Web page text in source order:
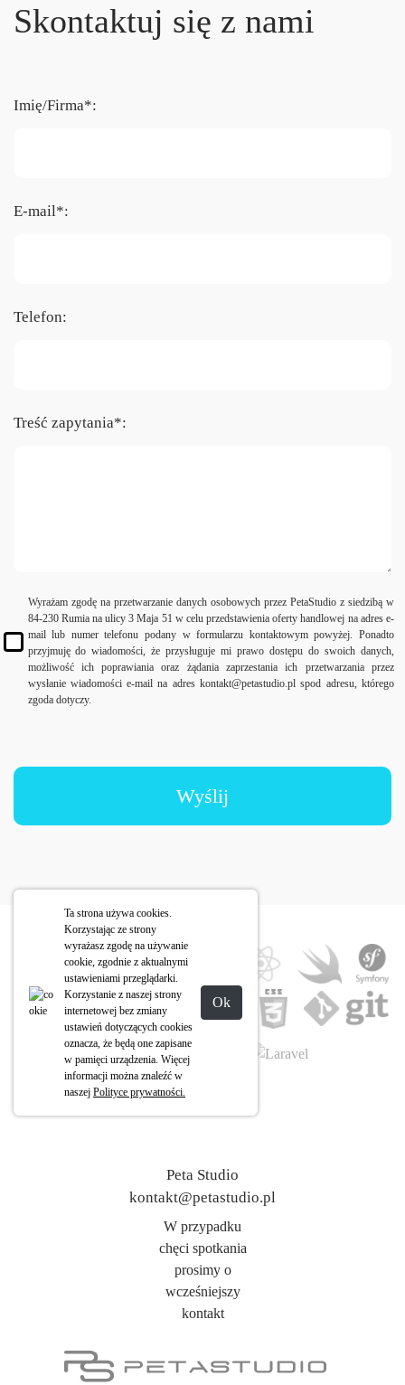
Ta strona używa cookies.
Korzystając ze strony
wyrażasz zgodę na używanie
cookie, zgodnie z aktualnymi
ustawieniami przeglądarki.
Korzystanie z naszej strony
internetowej bez zmiany
ustawień dotyczących cookies
oznacza, że będą one zapisane
w pamięci urządzenia. Więcej
informacji można znaleźć w
naszej Polityce prywatności.
Ok
Skontaktuj się z nami
Imię/Firma*:
E-mail*:
Telefon:
Treść zapytania*:
Wyrażam zgodę na przetwarzanie danych osobowych przez PetaStudio z siedzibą w
84-230 Rumia na ulicy 3 Maja 51 w celu przedstawienia oferty handlowej na adres e-
mail lub numer telefonu podany w formularzu kontaktowym powyżej. Ponadto
przyjmuję do wiadomości, że przysługuje mi prawo dostępu do swoich danych,
możliwość ich poprawiania oraz żądania zaprzestania ich przetwarzania przez
wysłanie wiadomości e-mail na adres kontakt@petastudio.pl spod adresu, którego
zgoda dotyczy.
Wyślij
Peta Studio
kontakt@petastudio.pl
W przypadku
chęci spotkania
prosimy o
wcześniejszy
kontakt